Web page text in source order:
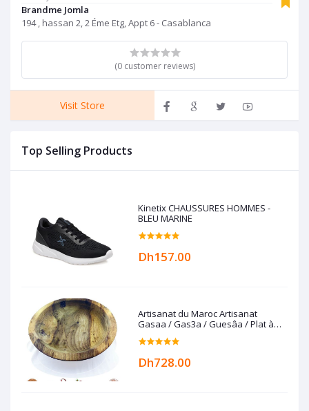
Brandme Jomla
194 , hassan 2, 2 Éme Etg, Appt 6 - Casablanca
(0 customer reviews)
Visit Store
Top Selling Products
Kinetix CHAUSSURES HOMMES -
BLEU MARINE
Dh157.00
Artisanat du Maroc Artisanat
Gasaa / Gas3a / Guesâa / Plat à
couscous en Bois de noyer
Dh728.00